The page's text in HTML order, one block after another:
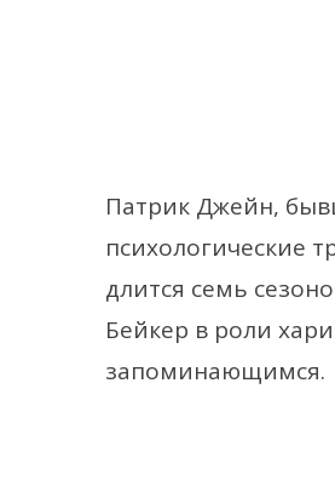
Патрик Джейн,
психологические
длится семь
Бейкер в роли
запоминающимся.